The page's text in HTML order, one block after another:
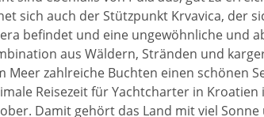
sich auch der Stützpunkt Krvavica, der
befindet und eine ungewöhnliche und
aus Wäldern, Stränden und
Meer zahlreiche Buchten einen schönen
Reisezeit für Yachtcharter in Kroatien
Damit gehört das Land mit viel